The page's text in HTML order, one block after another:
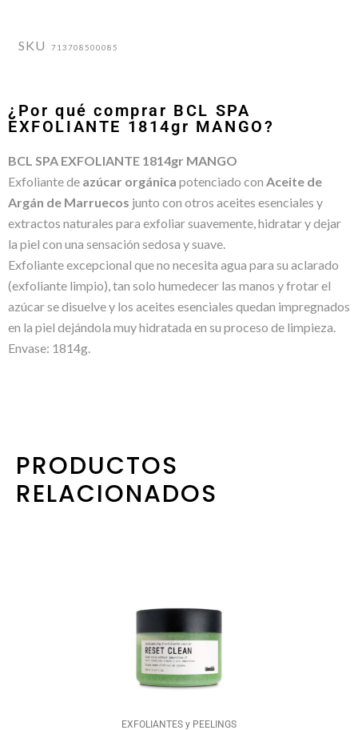
SKU 713708500085
¿Por qué comprar BCL SPA
EXFOLIANTE 1814gr MANGO?
BCL SPA EXFOLIANTE 1814gr MANGO
Exfoliante de azúcar orgánica potenciado con Aceite de
Argán de Marruecos junto con otros aceites esenciales y
extractos naturales para exfoliar suavemente, hidratar y dejar
la piel con una sensación sedosa y suave.
Exfoliante excepcional que no necesita agua para su aclarado
(exfoliante limpio), tan solo humedecer las manos y frotar el
azúcar se disuelve y los aceites esenciales quedan impregnados
en la piel dejándola muy hidratada en su proceso de limpieza.
Envase: 1814g.
PRODUCTOS
RELACIONADOS
EXFOLIANTES y PEELINGS